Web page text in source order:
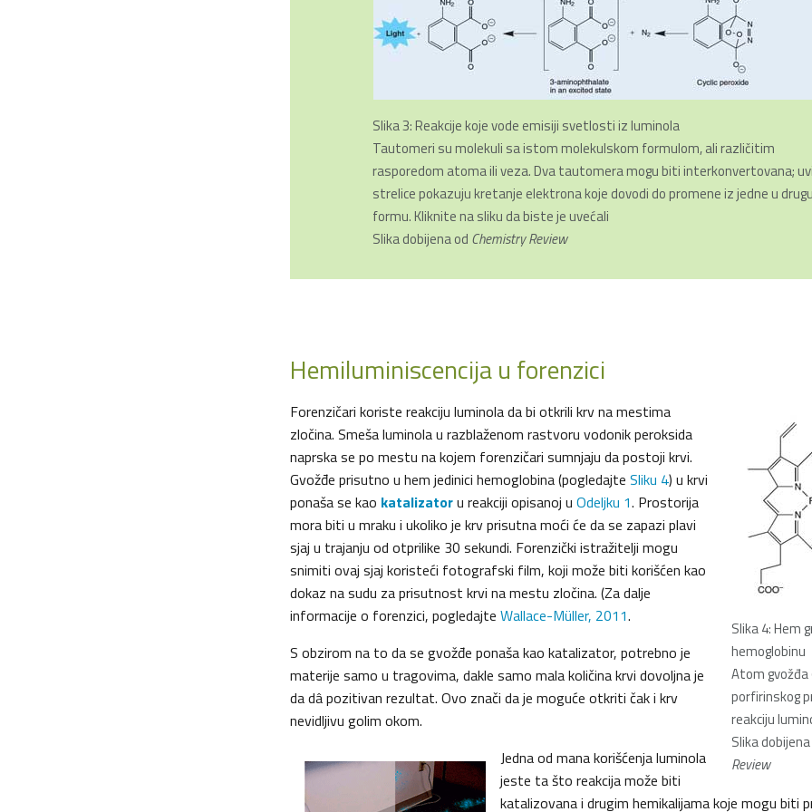
Slika 3: Reakcije koje vode emisiji svetlosti iz luminola
Tautomeri su molekuli sa istom molekulskom formulom, ali različitim
rasporedom atoma ili veza. Dva tautomera mogu biti interkonvertovana;
strelice pokazuju kretanje elektrona koje dovodi do promene iz jedne u drugu
formu. Kliknite na sliku da biste je uvećali
Slika dobijena od Chemistry Review
Hemiluminiscencija u forenzici
Slika 4: Hem
hemoglobinu
Atom gvožđa
porfirinskog
reakciju
Slika
Review
Forenzičari koriste reakciju luminola da bi otkrili krv na mestima
zločina. Smeša luminola u razblaženom rastvoru vodonik peroksida
naprska se po mestu na kojem forenzičari sumnjaju da postoji krvi.
Gvožđe prisutno u hem jedinici hemoglobina (pogledajte Sliku 4) u krvi
ponaša se kao katalizatoru reakciji opisanoj u Odeljku 1. Prostorija
mora biti u mraku i ukoliko je krv prisutna moći će da se zapazi plavi
sjaj u trajanju od otprilike 30 sekundi. Forenzički istražitelji mogu
snimiti ovaj sjaj koristeći fotografski film, koji može biti korišćen kao
dokaz na sudu za prisutnost krvi na mestu zločina. (Za dalje
informacije o forenzici, pogledajte Wallace-Müller, 2011.
S obzirom na to da se gvožđe ponaša kao katalizator, potrebno je
materije samo u tragovima, dakle samo mala količina krvi dovoljna je
da dâ pozitivan rezultat. Ovo znači da je moguće otkriti čak i krv
nevidljivu golim okom.
Jedna od mana korišćenja luminola
jeste ta što reakcija može biti
katalizovana i drugim hemikalijama koje mogu biti